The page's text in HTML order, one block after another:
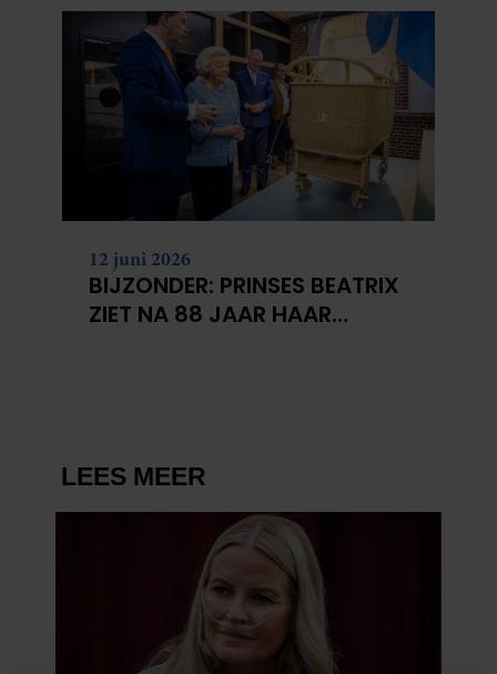
12 juni 2026
BIJZONDER: PRINSES BEATRIX
ZIET NA 88 JAAR HAAR